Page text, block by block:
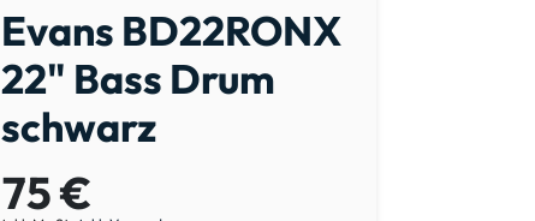
Evans BD22RONX
22" Bass Drum
schwarz
75 €